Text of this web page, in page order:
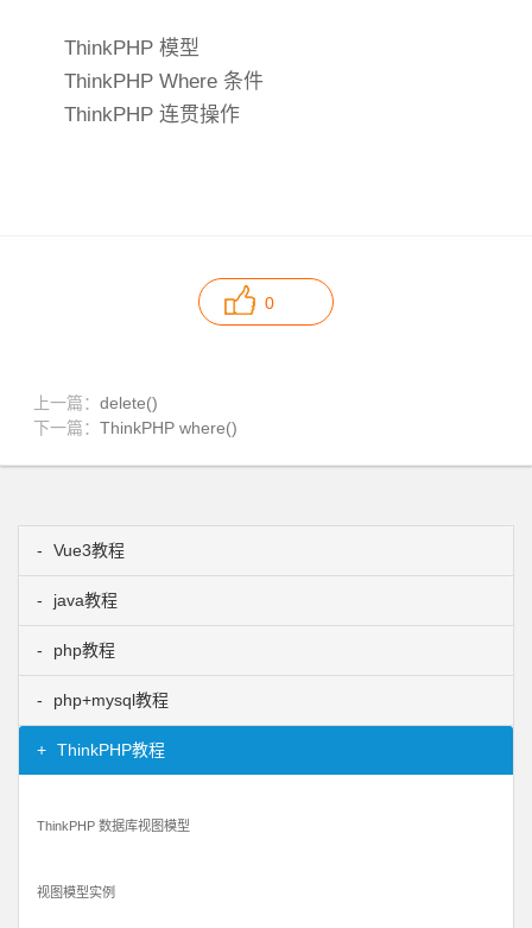
ThinkPHP 模型
ThinkPHP Where 条件
ThinkPHP 连贯操作
0
上一篇： delete()
下一篇： ThinkPHP where()
Vue3教程
java教程
php教程
php+mysql教程
ThinkPHP教程
ThinkPHP 数据库视图模型
视图模型实例